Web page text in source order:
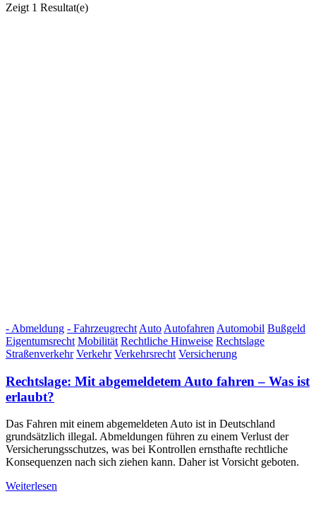
Zeigt 1 Resultat(e)
- Abmeldung - Fahrzeugrecht Auto Autofahren Automobil Bußgeld
Eigentumsrecht Mobilität Rechtliche Hinweise Rechtslage
Straßenverkehr Verkehr Verkehrsrecht Versicherung
Rechtslage: Mit abgemeldetem Auto fahren – Was ist
erlaubt?
Das Fahren mit einem abgemeldeten Auto ist in Deutschland
grundsätzlich illegal. Abmeldungen führen zu einem Verlust der
Versicherungsschutzes, was bei Kontrollen ernsthafte rechtliche
Konsequenzen nach sich ziehen kann. Daher ist Vorsicht geboten.
Weiterlesen